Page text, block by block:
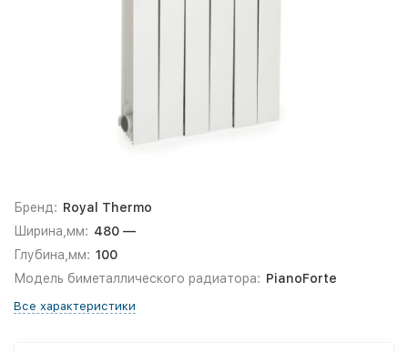
Бренд: Royal Thermo
Ширина,мм: 480 —
Глубина,мм: 100
Модель биметаллического радиатора: PianoForte
Все характеристики